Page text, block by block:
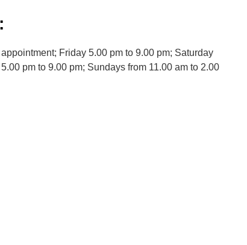
Friday 5.00 pm to 9.00 pm; Saturday
pm to 9.00 pm; Sundays from 11.00 am to 2.00